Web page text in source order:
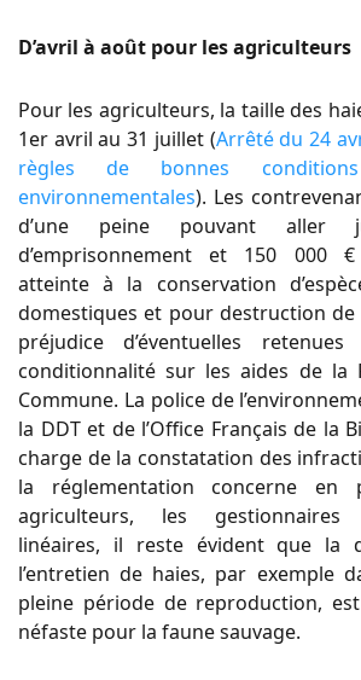
D’avril à août pour les agriculteurs
Pour les agriculteurs, la taille des
1er avril au 31 juillet (Arrêté du 24
règles de bonnes
environnementales). Les
d’une peine pouvant aller
d’emprisonnement et 150 000
atteinte à la conservation
domestiques et pour destruction de
préjudice d’éventuelles
conditionnalité sur les aides de la
Commune. La police de
la DDT et de l’Office Français de la
charge de la constatation des
la réglementation concerne en
agriculteurs, les gestionnaires
linéaires, il reste évident que la
l’entretien de haies, par exemple
pleine période de reproduction,
néfaste pour la faune sauvage.